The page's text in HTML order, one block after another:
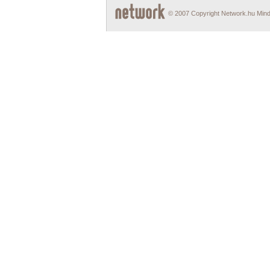
© 2007 Copyright Network.hu